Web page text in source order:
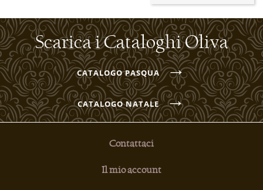
Scarica i Cataloghi Oliva
CATALOGO PASQUA→
CATALOGO NATALE→
Contattaci
Il mio account